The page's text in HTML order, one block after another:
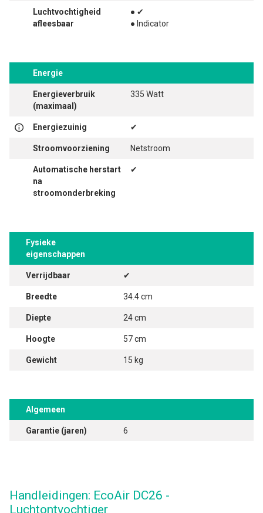
Luchtvochtigheid
afleesbaar
● ✔
● Indicator
Energie
Energieverbruik
(maximaal)
335 Watt
Energiezuinig ✔
Stroomvoorziening Netstroom
Automatische herstart
na
stroomonderbreking
✔
Fysieke
eigenschappen
Verrijdbaar ✔
Breedte 34.4 cm
Diepte 24 cm
Hoogte 57 cm
Gewicht 15 kg
Algemeen
Garantie (jaren) 6
Handleidingen: EcoAir DC26 -
Luchtontvochtiger